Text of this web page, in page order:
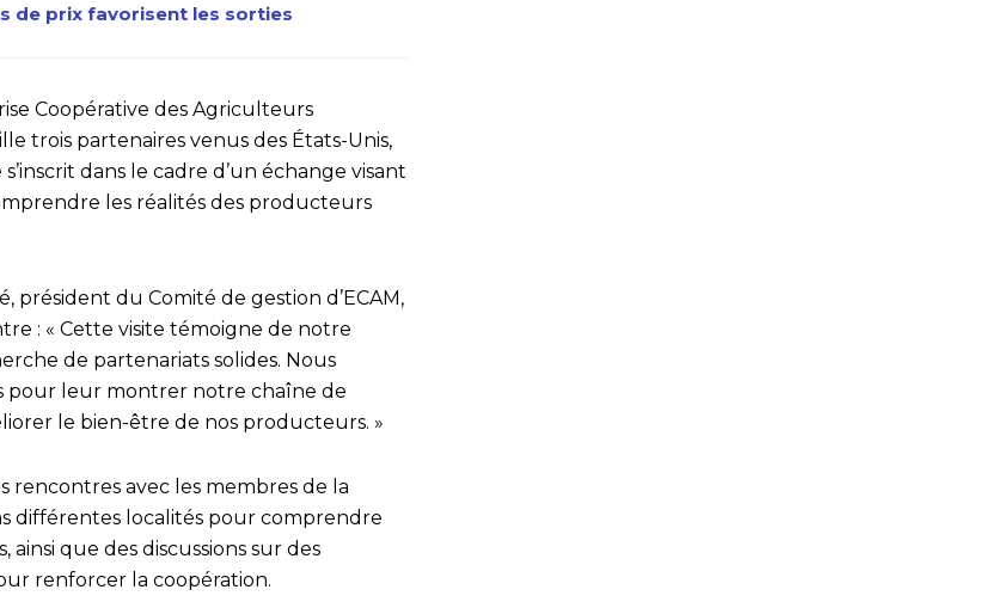
de prix favorisent les sorties
Coopérative des Agriculteurs
trois partenaires venus des États-Unis,
dans le cadre d’un échange visant
les réalités des producteurs
président du Comité de gestion d’ECAM,
: « Cette visite témoigne de notre
de partenariats solides. Nous
pour leur montrer notre chaîne de
le bien-être de nos producteurs. »
rencontres avec les membres de la
différentes localités pour comprendre
que des discussions sur des
renforcer la coopération.